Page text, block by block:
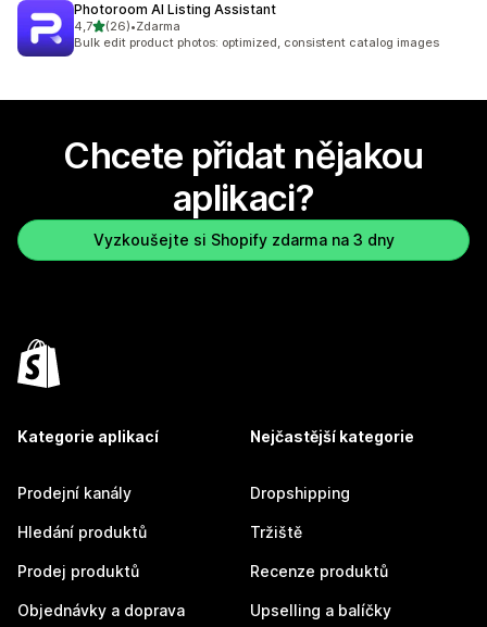
Photoroom AI Listing Assistant
4,7z 5 hvězd
(26)
Celkový počet recenzí: 26
•Zdarma
Bulk edit product photos: optimized, consistent catalog images
Chcete přidat nějakou
aplikaci?
Vyzkoušejte si Shopify zdarma na 3 dny
Kategorie aplikací
Prodejní kanály
Hledání produktů
Prodej produktů
Objednávky a doprava
Nejčastější kategorie
Dropshipping
Tržiště
Recenze produktů
Upselling a balíčky